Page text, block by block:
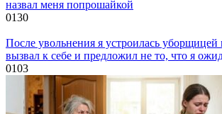
назвал меня попрошайкой
0130
После увольнения я устроилась
вызвал к себе и предложил не то, что я
0103